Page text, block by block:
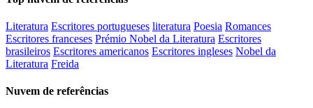
Literatura Escritores portugueses literatura Poesia Romances
Escritores franceses Prémio Nobel da Literatura Escritores
brasileiros Escritores americanos Escritores ingleses Nobel da
Literatura Freida
Nuvem de referências